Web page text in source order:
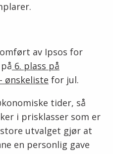
av Ipsos for
6. plass på
ønskeliste for jul.
tider, så
i prisklasser som er
utvalget gjør at
en personlig gave